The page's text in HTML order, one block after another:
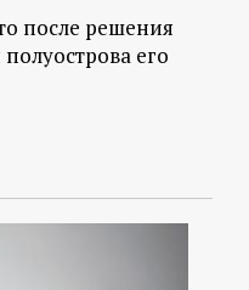
после решения
его